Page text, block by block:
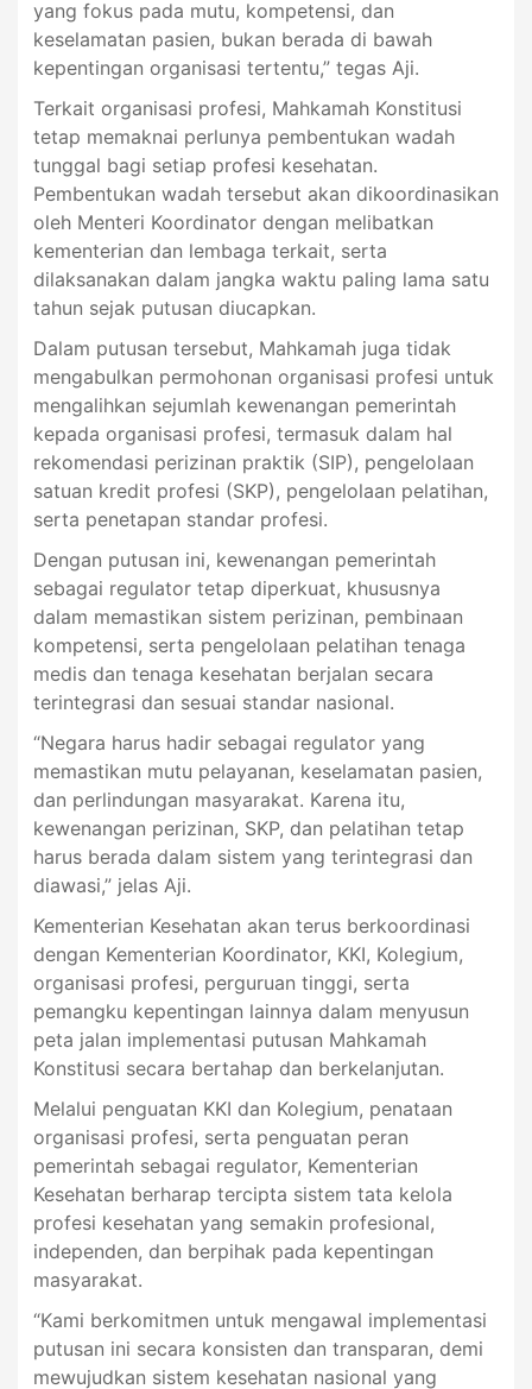
yang fokus pada mutu, kompetensi, dan
keselamatan pasien, bukan berada di bawah
kepentingan organisasi tertentu,” tegas Aji.
Terkait organisasi profesi, Mahkamah Konstitusi
tetap memaknai perlunya pembentukan wadah
tunggal bagi setiap profesi kesehatan.
Pembentukan wadah tersebut akan dikoordinasikan
oleh Menteri Koordinator dengan melibatkan
kementerian dan lembaga terkait, serta
dilaksanakan dalam jangka waktu paling lama satu
tahun sejak putusan diucapkan.
Dalam putusan tersebut, Mahkamah juga tidak
mengabulkan permohonan organisasi profesi untuk
mengalihkan sejumlah kewenangan pemerintah
kepada organisasi profesi, termasuk dalam hal
rekomendasi perizinan praktik (SIP), pengelolaan
satuan kredit profesi (SKP), pengelolaan pelatihan,
serta penetapan standar profesi.
Dengan putusan ini, kewenangan pemerintah
sebagai regulator tetap diperkuat, khususnya
dalam memastikan sistem perizinan, pembinaan
kompetensi, serta pengelolaan pelatihan tenaga
medis dan tenaga kesehatan berjalan secara
terintegrasi dan sesuai standar nasional.
“Negara harus hadir sebagai regulator yang
memastikan mutu pelayanan, keselamatan pasien,
dan perlindungan masyarakat. Karena itu,
kewenangan perizinan, SKP, dan pelatihan tetap
harus berada dalam sistem yang terintegrasi dan
diawasi,” jelas Aji.
Kementerian Kesehatan akan terus berkoordinasi
dengan Kementerian Koordinator, KKI, Kolegium,
organisasi profesi, perguruan tinggi, serta
pemangku kepentingan lainnya dalam menyusun
peta jalan implementasi putusan Mahkamah
Konstitusi secara bertahap dan berkelanjutan.
Melalui penguatan KKI dan Kolegium, penataan
organisasi profesi, serta penguatan peran
pemerintah sebagai regulator, Kementerian
Kesehatan berharap tercipta sistem tata kelola
profesi kesehatan yang semakin profesional,
independen, dan berpihak pada kepentingan
masyarakat.
“Kami berkomitmen untuk mengawal implementasi
putusan ini secara konsisten dan transparan, demi
mewujudkan sistem kesehatan nasional yang